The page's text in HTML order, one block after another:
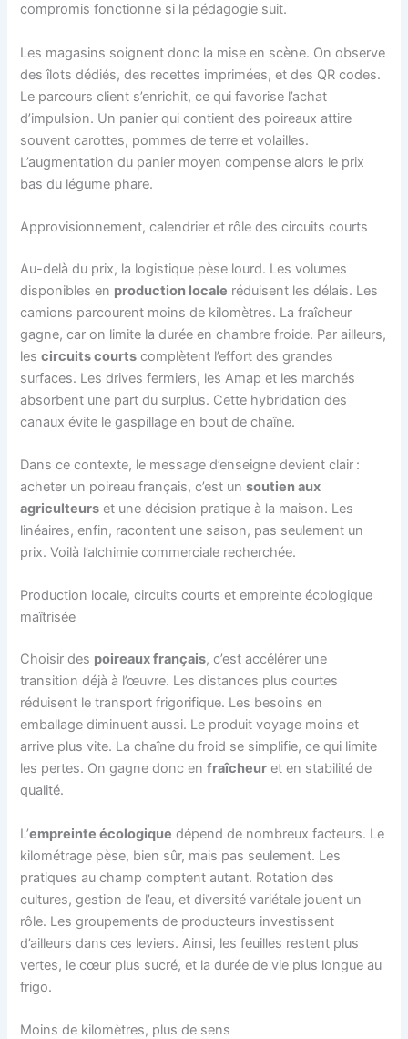
compromis fonctionne si la pédagogie suit.
Les magasins soignent donc la mise en scène. On observe
des îlots dédiés, des recettes imprimées, et des QR codes.
Le parcours client s’enrichit, ce qui favorise l’achat
d’impulsion. Un panier qui contient des poireaux attire
souvent carottes, pommes de terre et volailles.
L’augmentation du panier moyen compense alors le prix
bas du légume phare.
Approvisionnement, calendrier et rôle des circuits courts
Au-delà du prix, la logistique pèse lourd. Les volumes
disponibles en production locale réduisent les délais. Les
camions parcourent moins de kilomètres. La fraîcheur
gagne, car on limite la durée en chambre froide. Par ailleurs,
lescircuits courts complètent l’effort des grandes
surfaces. Les drives fermiers, les Amap et les marchés
absorbent une part du surplus. Cette hybridation des
canaux évite le gaspillage en bout de chaîne.
Dans ce contexte, le message d’enseigne devient clair :
acheter un poireau français, c’est unsoutien aux
agriculteurs et une décision pratique à la maison. Les
linéaires, enfin, racontent une saison, pas seulement un
prix. Voilà l’alchimie commerciale recherchée.
Production locale, circuits courts et empreinte écologique
maîtrisée
Choisir des poireaux français, c’est accélérer une
transition déjà à l’œuvre. Les distances plus courtes
réduisent le transport frigorifique. Les besoins en
emballage diminuent aussi. Le produit voyage moins et
arrive plus vite. La chaîne du froid se simplifie, ce qui limite
les pertes. On gagne donc enfraîcheur et en stabilité de
qualité.
L’empreinte écologique dépend de nombreux facteurs. Le
kilométrage pèse, bien sûr, mais pas seulement. Les
pratiques au champ comptent autant. Rotation des
cultures, gestion de l’eau, et diversité variétale jouent un
rôle. Les groupements de producteurs investissent
d’ailleurs dans ces leviers. Ainsi, les feuilles restent plus
vertes, le cœur plus sucré, et la durée de vie plus longue au
frigo.
Moins de kilomètres, plus de sens